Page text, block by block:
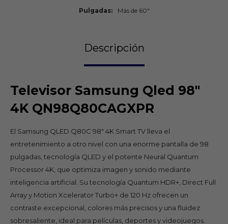
Pulgadas Más de 60"
Descripción
Televisor Samsung Qled 98"
4K QN98Q80CAGXPR
El Samsung QLED Q80C 98" 4K Smart TV lleva el
entretenimiento a otro nivel con una enorme pantalla de 98
pulgadas, tecnología QLED y el potente Neural Quantum
Processor 4K, que optimiza imagen y sonido mediante
inteligencia artificial. Su tecnología Quantum HDR+, Direct Full
Array y Motion Xcelerator Turbo+ de 120 Hz ofrecen un
contraste excepcional, colores más precisos y una fluidez
sobresaliente, ideal para películas, deportes y videojuegos.